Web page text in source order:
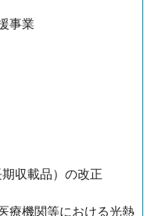
事業
収載品）の改正
療機関等における光熱